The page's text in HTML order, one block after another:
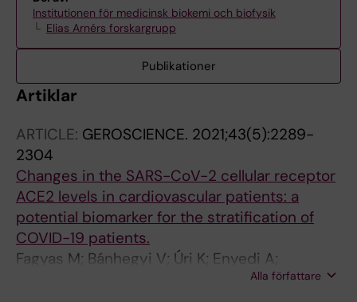
Institutionen för medicinsk biokemi och biofysik
Elias Arnérs forskargrupp
Publikationer
Artiklar
ARTICLE: GEROSCIENCE. 2021;43(5):2289-
2304
Changes in the SARS-CoV-2 cellular receptor
ACE2 levels in cardiovascular patients: a
potential biomarker for the stratification of
COVID-19 patients.
Fagyas M; Bánhegyi V; Úri K; Enyedi A;
Lizanecz E; Mányiné IS; Mártha L; Fülöp GÁ;
Alla författare